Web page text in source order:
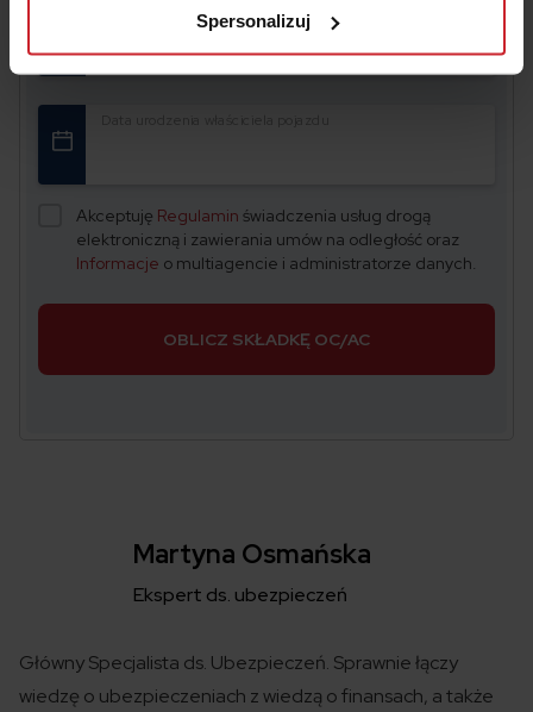
Spersonalizuj
Numer rejestracyjny pojazdu
Akceptuję Regulamin świadczenia usług drogą
elektroniczną i zawierania umów na odległość oraz
Informacje o multiagencie i administratorze danych.
OBLICZ SKŁADKĘ OC/AC
Martyna Osmańska
Ekspert ds. ubezpieczeń
Główny Specjalista ds. Ubezpieczeń. Sprawnie łączy
wiedzę o ubezpieczeniach z wiedzą o finansach, a także